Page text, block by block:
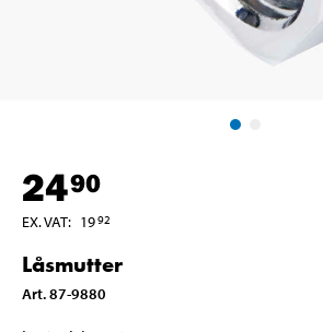
2490
EX. VAT: 1992
Låsmutter
Art.87-9880